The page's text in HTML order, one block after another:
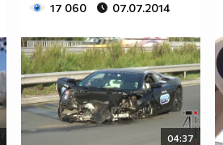
17 060 07.07.2014
04:37